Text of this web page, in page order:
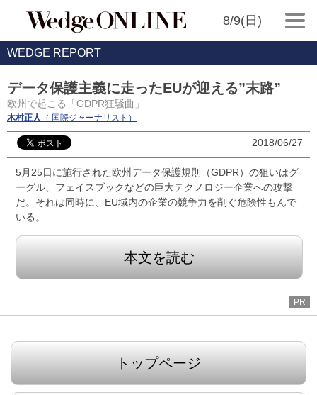
8/9(日)
WEDGE REPORT
データ保護主義に走ったEUが迎える”末路”
欧州で起こる「GDPR狂騒曲」
木村正人 （ 国際ジャーナリスト）
2018/06/27
5月25日に施行された欧州データ保護規則（GDPR）の狙いはグ
ーグル、フェイスブックなどの巨大テクノロジー企業への攻撃
だ。それは同時に、EU域内の企業の競争力を削ぐ危険性もんで
いる。
本文を読む
PR
トップページ